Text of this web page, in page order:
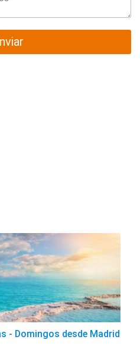
- Domingos desde Madrid